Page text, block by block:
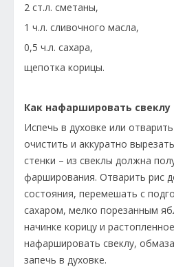
2 ст.л. сметаны,
1 ч.л. сливочного масла,
0,5 ч.л. сахара,
щепотка корицы.
Как нафаршировать свеклу
Испечь в духовке или
очистить и аккуратно
стенки – из свеклы должна
фарширования. Отварить рис
состояния, перемешать с
сахаром, мелко порезанным
начинке корицу и
нафаршировать свеклу,
запечь в духовке.